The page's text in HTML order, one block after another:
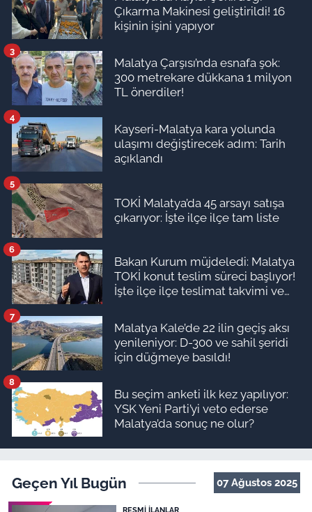
Çıkarma Makinesi geliştirildi! 16
kişinin işini yapıyor
Malatya Çarşısı’nda esnafa şok:
300 metrekare dükkana 1 milyon
TL önerdiler!
3
Kayseri-Malatya kara yolunda
ulaşımı değiştirecek adım: Tarih
açıklandı
4
TOKİ Malatya’da 45 arsayı satışa
çıkarıyor: İşte ilçe ilçe tam liste
5
Bakan Kurum müjdeledi: Malatya
TOKİ konut teslim süreci başlıyor!
İşte ilçe ilçe teslimat takvimi ve
6
Malatya Kale’de 22 ilin geçiş aksı
yenileniyor: D-300 ve sahil şeridi
için düğmeye basıldı!
7
Bu seçim anketi ilk kez yapılıyor:
YSK Yeni Parti’yi veto ederse
Malatya’da sonuç ne olur?
8
Geçen Yıl Bugün 07 Ağustos 2025
RESMI İLANLAR